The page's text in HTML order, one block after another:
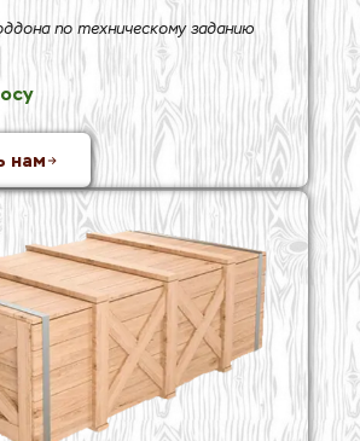
по техническому заданию
нам